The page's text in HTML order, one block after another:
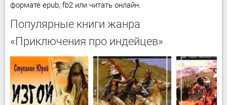
формате epub, fb2 или читать онлайн.
Популярные книги жанра
«Приключения про индейцев»